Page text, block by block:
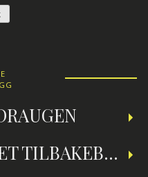
RONNY ARNESEN: ET TILBAKEBLIKK PÅ TEKNISK DYKKING